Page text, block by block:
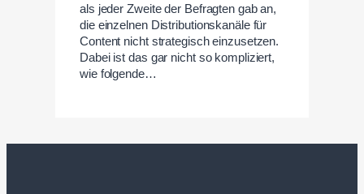
als jeder Zweite der Befragten gab an,
die einzelnen Distributionskanäle für
Content nicht strategisch einzusetzen.
Dabei ist das gar nicht so kompliziert,
wie folgende…